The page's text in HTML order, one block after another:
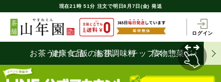
現在21時 51分 注文で明日8月7日(金) 発送
ログイン
お茶うけ健康食品ご飯のお供
海苔調味料チップス
漬物惣菜ジャム